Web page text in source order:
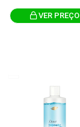
VER PREÇO